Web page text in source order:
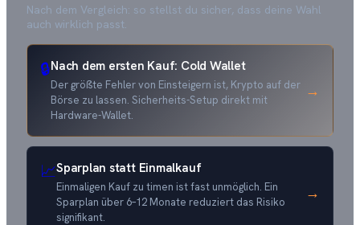
Nach dem Vergleich: so stellst du sicher, dass deine Wahl
auch wirklich passt.
🔒Nach dem ersten Kauf: Cold Wallet
Der größte Fehler von Einsteigern ist, Krypto auf der
Börse zu lassen. Sicherheits-Setup direkt mit
Hardware-Wallet.
→
📈Sparplan statt Einmalkauf
Einmaligen Kauf zu timen ist fast unmöglich. Ein
Sparplan über 6–12 Monate reduziert das Risiko
signifikant.
→